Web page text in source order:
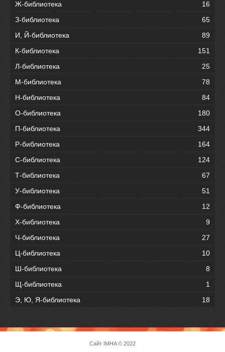
Ж-библиотека
16
З-библиотека
65
И, Й-библиотека
89
К-библиотека
151
Л-библиотека
25
М-библиотека
78
Н-библиотека
84
О-библиотека
180
П-библиотека
344
Р-библиотека
164
С-библиотека
124
Т-библиотека
67
У-библиотека
51
Ф-библиотека
12
Х-библиотека
9
Ч-библиотека
27
Ц-библиотека
10
Ш-библиотека
8
Щ-библиотека
1
Э, Ю, Я-библиотека
18
Сайт IMHA© 2022